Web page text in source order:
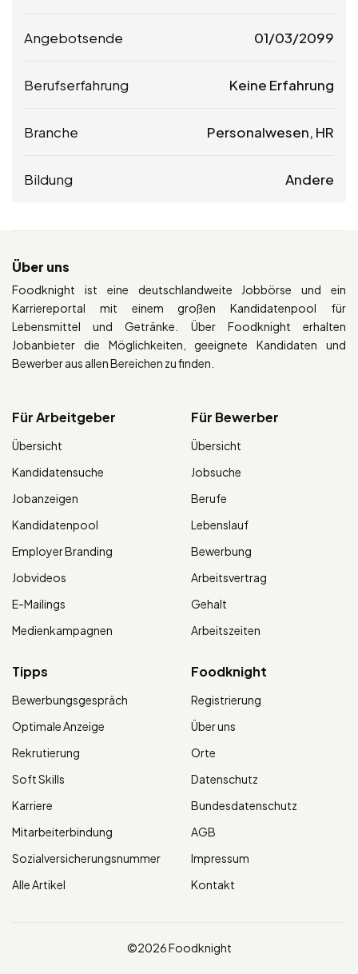
Angebotsende 01/03/2099
Berufserfahrung Keine Erfahrung
Branche Personalwesen, HR
Bildung Andere
Über uns
Foodknight ist eine deutschlandweite Jobbörse und ein
Karriereportal mit einem großen Kandidatenpool für
Lebensmittel und Getränke. Über Foodknight erhalten
Jobanbieter die Möglichkeiten, geeignete Kandidaten und
Bewerber aus allen Bereichen zu finden.
Für Arbeitgeber
Übersicht
Kandidatensuche
Jobanzeigen
Kandidatenpool
Employer Branding
Jobvideos
E-Mailings
Medienkampagnen
Für Bewerber
Übersicht
Jobsuche
Berufe
Lebenslauf
Bewerbung
Arbeitsvertrag
Gehalt
Arbeitszeiten
Tipps
Bewerbungsgespräch
Optimale Anzeige
Rekrutierung
Soft Skills
Karriere
Mitarbeiterbindung
Sozialversicherungsnummer
Alle Artikel
Foodknight
Registrierung
Über uns
Orte
Datenschutz
Bundesdatenschutz
AGB
Impressum
Kontakt
©2026 Foodknight